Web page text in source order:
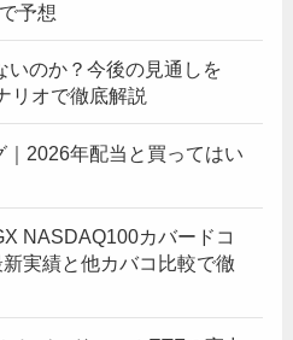
予想
いのか？今後の見通しを
リオで徹底解説
2026年配当と買ってはい
NASDAQ100カバードコ
実績と他カバコ比較で徹